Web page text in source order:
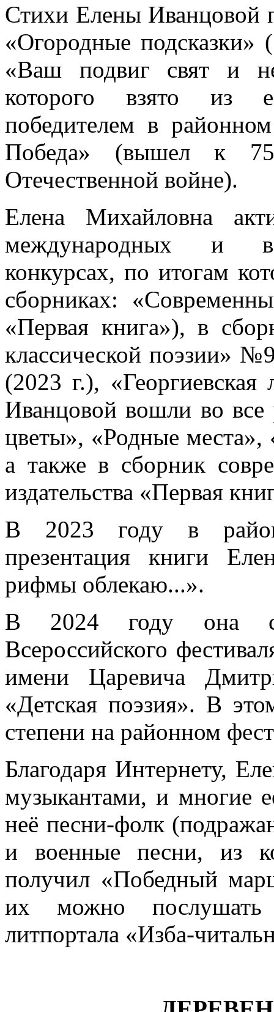
Стихи Елены Иванцовой
«Огородные подсказки»
«Ваш подвиг свят и
которого взято из
победителем в
Победа» (вышел к
Отечественной войне).
Елена Михайловна
международных и
конкурсах, по итогам
сборниках:
«Первая книга»), в
классической поэзии»
(2023 г.),
Иванцовой вошли во
цветы», «Родные
а также в сборник
издательства «Первая
В 2023 году в
презентация книги
рифмы облекаю...».
В 2024 году она
Всероссийского
имени Царевича
«Детская поэзия». В
степени на районном
Благодаря Интернету,
музыкантами, и многие
неё песни-фолк
и военные песни, из
получил «Победный
их можно послушать
литпортала «Изба-